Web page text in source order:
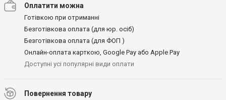
Оплатити можна
Готівкою при отриманні
Безготівкова оплата (для юр. осіб)
Безготівкова оплата (для ФОП )
Онлайн-оплата карткою, Google Pay або Apple Pay
Доступні усі популярні види оплати
Повернення товару